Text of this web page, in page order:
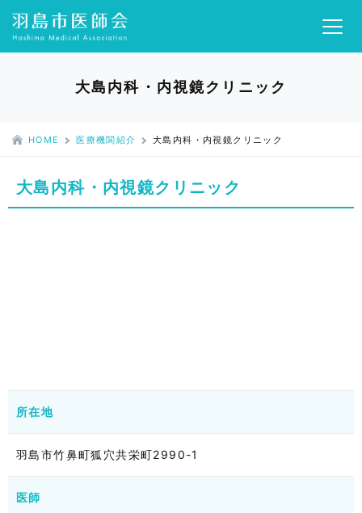
大島内科・内視鏡クリニック
HOME 医療機関紹介 大島内科・内視鏡クリニック
大島内科・内視鏡クリニック
所在地
羽島市竹鼻町狐穴共栄町2990-1
医師